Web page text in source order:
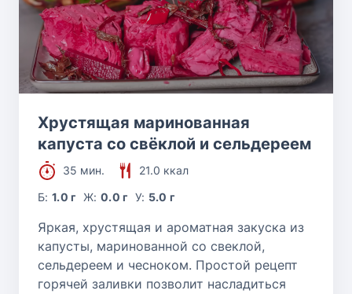
Хрустящая маринованная
капуста со свёклой и сельдереем
35 мин.
21.0 ккал
Б:1.0 г Ж: 0.0 г У: 5.0 г
Яркая, хрустящая и ароматная закуска из
капусты, маринованной со свеклой,
сельдереем и чесноком. Простой рецепт
горячей заливки позволит насладиться